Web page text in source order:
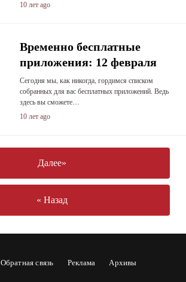
10 лет ago
Временно бесплатные
приложения: 12 февраля
Сегодня мы, как никогда, гордимся списком
собранных для вас бесплатных приложений. Ведь
здесь вы сможете…
10 лет ago
Далее»
« Назад
Обратная связь Реклама Архивы